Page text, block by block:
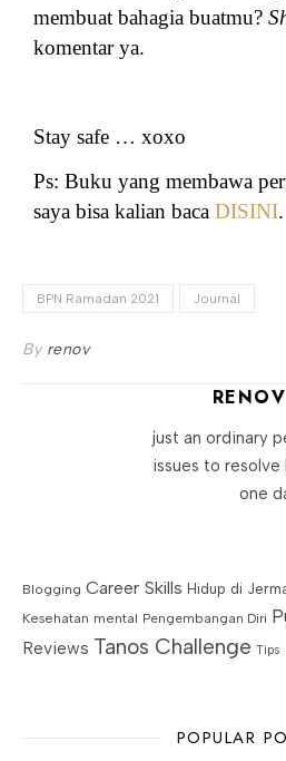
membuat bahagia buatmu?
komentar ya.
Stay safe … xoxo
Ps: Buku yang membawa
saya bisa kalian baca DISINI.
BPN Ramadan 2021 Journal
By renov
RENOV
just an ordinary
issues to
one
Blogging Career Skills Hidup di
Kesehatan mental Pengembangan Diri
Reviews Tanos Challenge Tips
POPULAR